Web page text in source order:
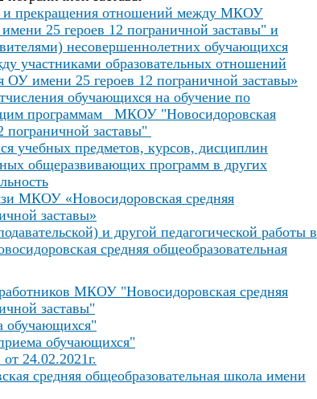
и прекращения отношений между МКОУ
25 героев 12 пограничной заставы" и
несовершеннолетних обучающихся
участниками образовательных отношений
имени 25 героев 12 пограничной заставы»
обучающихся на обучение по
программам МКОУ "Новосидоровская
пограничной заставы"
учебных предметов, курсов, дисциплин
общеразвивающих программ в других
МКОУ «Новосидоровская средняя
заставы»
и другой педагогической работы в
средняя общеобразовательная
МКОУ "Новосидоровская средняя
заставы"
обучающихся"
обучающихся"
24.02.2021г.
средняя общеобразовательная школа имени